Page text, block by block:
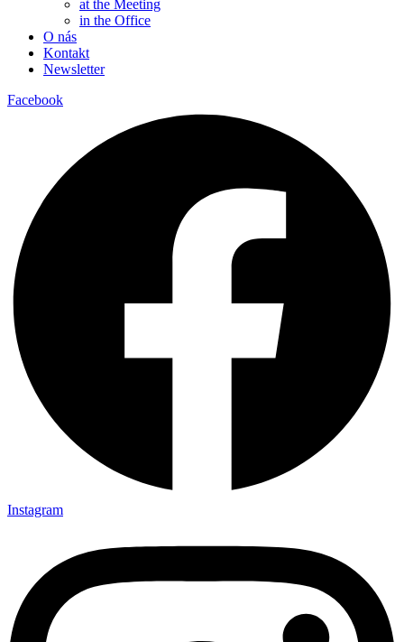
at the Meeting
in the Office
O nás
Kontakt
Newsletter
Facebook
Instagram